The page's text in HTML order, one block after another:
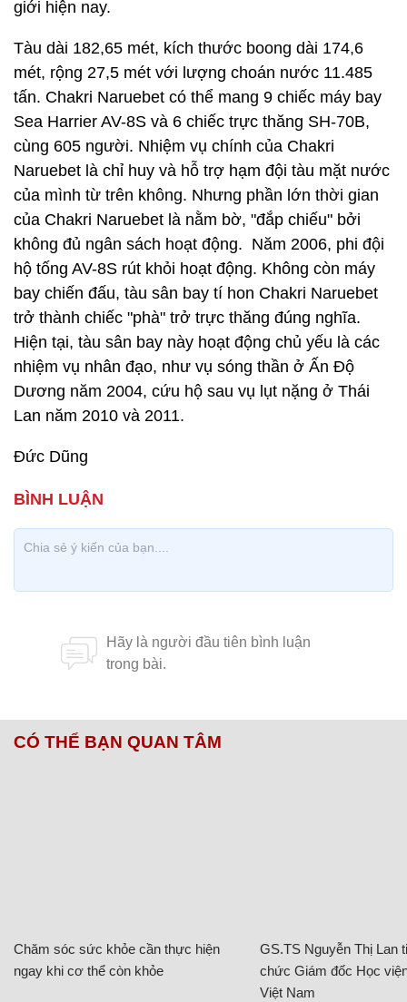
giới hiện nay.
Tàu dài 182,65 mét, kích thước boong dài 174,6
mét, rộng 27,5 mét với lượng choán nước 11.485
tấn. Chakri Naruebet có thể mang 9 chiếc máy bay
Sea Harrier AV-8S và 6 chiếc trực thăng SH-70B,
cùng 605 người. Nhiệm vụ chính của Chakri
Naruebet là chỉ huy và hỗ trợ hạm đội tàu mặt nước
của mình từ trên không. Nhưng phần lớn thời gian
của Chakri Naruebet là nằm bờ, "đắp chiếu" bởi
không đủ ngân sách hoạt động. Năm 2006, phi đội
hộ tống AV-8S rút khỏi hoạt động. Không còn máy
bay chiến đấu, tàu sân bay tí hon Chakri Naruebet
trở thành chiếc "phà" trở trực thăng đúng nghĩa.
Hiện tại, tàu sân bay này hoạt động chủ yếu là các
nhiệm vụ nhân đạo, như vụ sóng thần ở Ấn Độ
Dương năm 2004, cứu hộ sau vụ lụt nặng ở Thái
Lan năm 2010 và 2011.
Đức Dũng
CÓ THỂ BẠN QUAN TÂM
Chăm sóc sức khỏe cần thực hiện
ngay khi cơ thể còn khỏe
GS.TS Nguyễn Thị Lan
chức Giám đốc Học
Việt Nam